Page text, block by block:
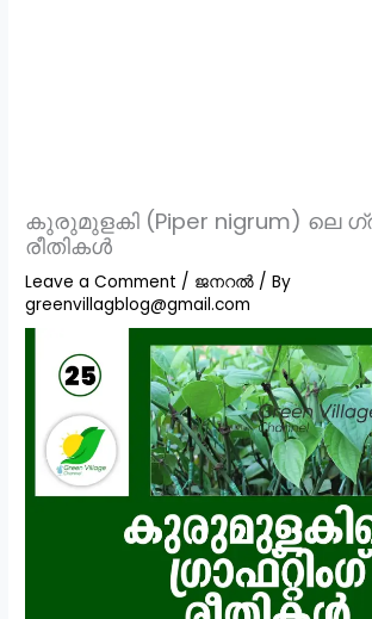
കുരുമുളകി (Piper nigrum) ലെ
രീതികൾ
Leave a Comment / ജനറൽ / By
greenvillagblog@gmail.com